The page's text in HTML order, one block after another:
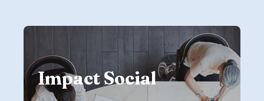
Impact Social